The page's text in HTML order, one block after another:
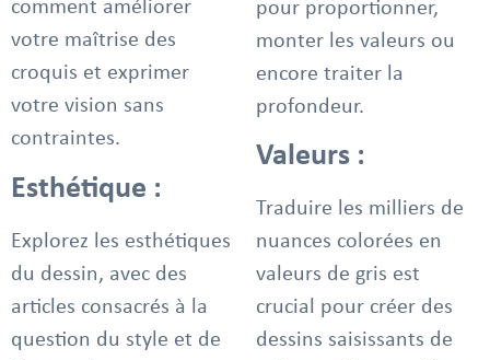
comment améliorer
votre maîtrise des
croquis et exprimer
votre vision sans
contraintes.
Esthétique :
Explorez les esthétiques
du dessin, avec des
articles consacrés à la
question du style et de
pour proportionner,
monter les valeurs ou
encore traiter la
profondeur.
Valeurs :
Traduire les milliers de
nuances colorées en
valeurs de gris est
crucial pour créer des
dessins saisissants de